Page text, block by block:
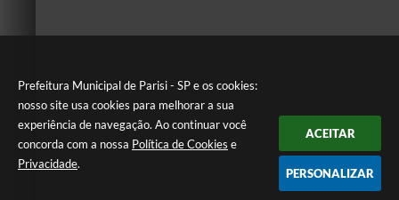
Prefeitura Municipal de Parisi - SP e os cookies:
nosso site usa cookies para melhorar a sua
experiência de navegação. Ao continuar você
concorda com a nossa Política de Cookies e
Privacidade.
ACEITAR
PERSONALIZAR